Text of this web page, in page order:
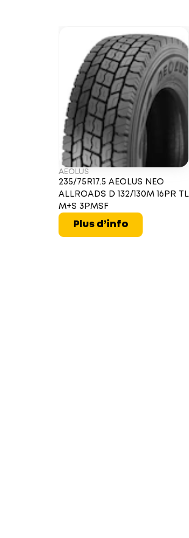
AEOLUS
235/75R17.5 AEOLUS NEO
ALLROADS D 132/130M 16PR TL
M+S 3PMSF
Plus d’info